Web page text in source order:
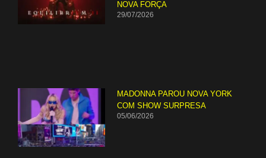
NOVA FORÇA
29/07/2026
MADONNA PAROU NOVA YORK
COM SHOW SURPRESA
05/06/2026